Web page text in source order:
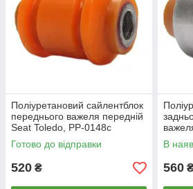
Поліуретановий сайлентблок
переднього важеля передній
Seat Toledo, PP-0148c
Готово до відправки
520 ₴
В
560